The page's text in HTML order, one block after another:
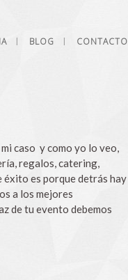
BLOG CONTACTO
caso y como yo lo veo,
regalos, catering,
es porque detrás hay
a los mejores
de tu evento debemos